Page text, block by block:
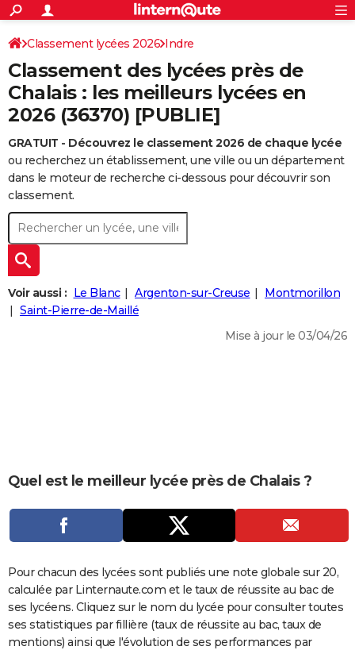
ACTUALITÉS
Politique
Société
Faits Divers
Education
Monde
Villes
+
SPORT
Coupe du monde 2026
Football
Tennis
Cyclisme
Rugby
Forum
CULTURE
Programme TV
TNT
Streaming
Cinéma
Sorties cinéma
Musique
+
FINANCE
Retraite
Impôts
Epargne
Immobilier
Risques naturels par ville
Banque
Assurance
Crédit
AUTO
Essais
Réserver un essai
Citadines
Berlines
SUV
Forum auto
+
HIGH-TECH
BRICOLAGE
Forum
Aménagement intérieur
Extérieur
Cuisine
Salle de bains
Jardinage
Rangement
+WEEK-END
Guides de France
Escapades
Patrimoine
Expositions
Musées
Week-end nature
+
LIFESTYLE
Art de vivre
Bien-être
Loisirs
Mode
Modes de vie
SANTE
Dictionnaire
Biographies
Expressions
Proverbes
PROGRAMME TV
COPAINS D'AVANT
S'inscrire
Se connecter
Lycées
Collèges
Primaires
Universités
Entreprises
Service militaire
Avis de recherche
AVIS DE DÉCÈS
FORUM
S'inscrire
Connexion
Classement lycées 2026 Indre
Classement des lycées près de
Chalais : les meilleurs lycées en
2026 (36370) [PUBLIE]
GRATUIT - Découvrez le classement 2026 de chaque lycée
ou recherchez un établissement, une ville ou un département
dans le moteur de recherche ci-dessous pour découvrir son
classement.
Voir aussi : Le Blanc Argenton-sur-Creuse
Montmorillon
Saint-Pierre-de-Maillé
Mise à jour le 03/04/26
Quel est le meilleur lycée près de Chalais ?
Pour chacun des lycées sont publiés une note globale sur 20,
calculée par Linternaute.com et le taux de réussite au bac de
ses lycéens. Cliquez sur le nom du lycée pour consulter toutes
ses statistiques par fillière (taux de réussite au bac, taux de
mentions) ainsi que l'évolution de ses performances par